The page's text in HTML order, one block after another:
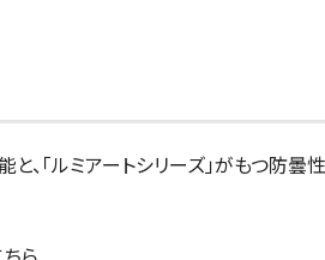
と、「ルミアートシリーズ」がもつ防